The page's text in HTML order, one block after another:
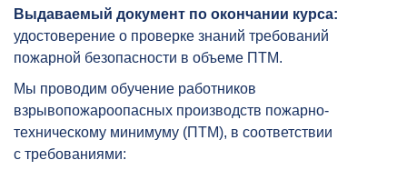
Выдаваемый документ по окончании курса:
удостоверение о проверке знаний требований
пожарной безопасности в объеме ПТМ.
Мы проводим обучение работников
взрывопожароопасных производств пожарно-
техническому минимуму (ПТМ), в соответствии
с требованиями: